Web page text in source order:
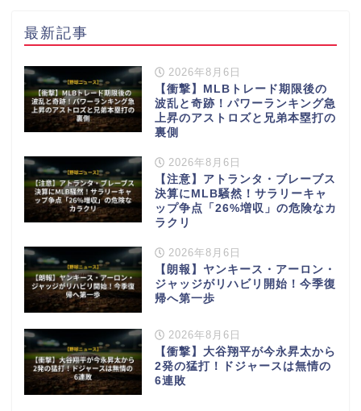
最新記事
2026年8月6日
【衝撃】MLBトレード期限後の
波乱と奇跡！パワーランキング急
上昇のアストロズと兄弟本塁打の
裏側
2026年8月6日
【注意】アトランタ・ブレーブス
決算にMLB騒然！サラリーキャ
ップ争点「26%増収」の危険なカ
ラクリ
2026年8月6日
【朗報】ヤンキース・アーロン・
ジャッジがリハビリ開始！今季復
帰へ第一歩
2026年8月6日
【衝撃】大谷翔平が今永昇太から
2発の猛打！ドジャースは無情の
6連敗